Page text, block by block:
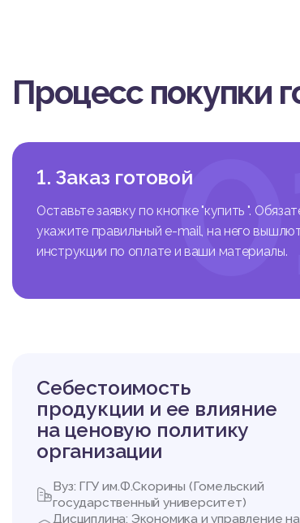
Процесс покупки
1. Заказ готовой
Оставьте заявку по кнопке "купить ".
укажите правильный e-mail, на него
инструкции по оплате и ваши материалы.
Себестоимость
продукции и ее влияние
на ценовую политику
организации
Вуз: ГГУ им.Ф.Скорины (Гомельский
государственный университет)
Дисциплина: Экономика и управление на